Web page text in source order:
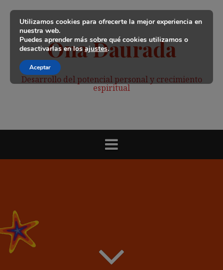
contenido
Ona Daurada
Desarrollo del potencial personal y crecimiento
espiritual
Utilizamos cookies para ofrecerte la mejor experiencia en
nuestra web.
Puedes aprender más sobre qué cookies utilizamos o
desactivarlas en losajustes.
Aceptar